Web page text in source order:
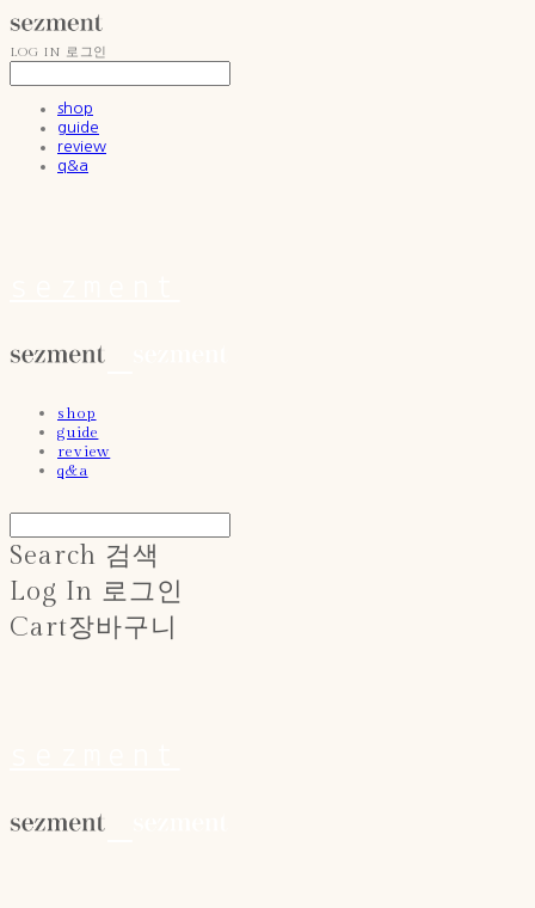
LOG IN 로그인
shop
guide
review
q&a
shop
guide
review
q&a
Search 검색
Log In 로그인
Cart장바구니